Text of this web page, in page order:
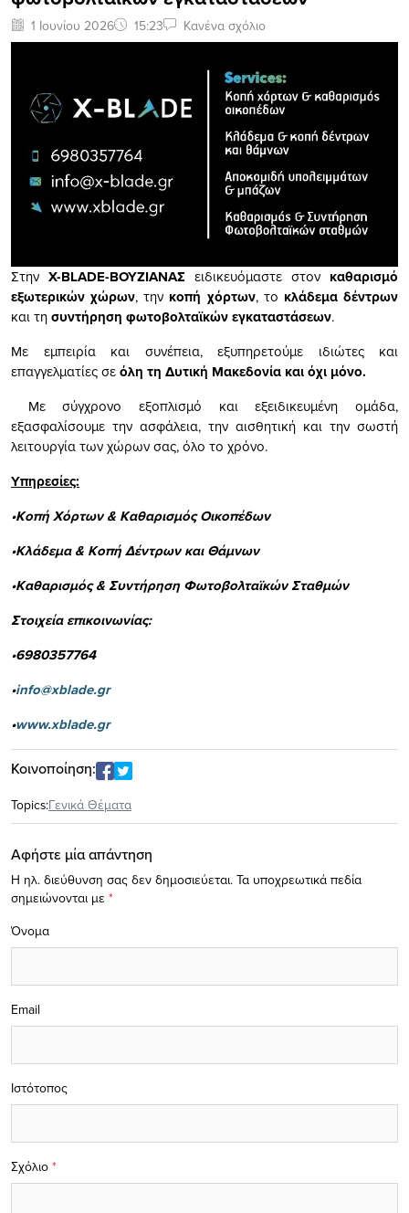
1 Ιουνίου 2026 15:23 Κανένα σχόλιο
Στην X-BLADE-ΒΟΥΖΙΑΝΑΣ ειδικευόμαστε στον καθαρισμό
εξωτερικών χώρων, την κοπή χόρτων, το κλάδεμα δέντρων
και τησυντήρηση φωτοβολταϊκών εγκαταστάσεων.
Με εμπειρία και συνέπεια, εξυπηρετούμε ιδιώτες και
επαγγελματίες σεόλη τη Δυτική Μακεδονία και όχι μόνο.
Με σύγχρονο εξοπλισμό και εξειδικευμένη ομάδα,
εξασφαλίσουμε την ασφάλεια, την αισθητική και την σωστή
λειτουργία των χώρων σας, όλο το χρόνο.
Υπηρεσίες:
•Κοπή Χόρτων & Καθαρισμός Οικοπέδων
•Κλάδεμα & Κοπή Δέντρων και Θάμνων
•Καθαρισμός & Συντήρηση Φωτοβολταϊκών Σταθμών
Στοιχεία επικοινωνίας:
•6980357764
•info@xblade.gr
•www.xblade.gr
Κοινοποίηση:
Topics:Γενικά Θέματα
Αφήστε μία απάντηση
Η ηλ. διεύθυνση σας δεν δημοσιεύεται. Τα υποχρεωτικά πεδία
σημειώνονται με *
Σχόλιο *
Όνομα
Email
Ιστότοπος